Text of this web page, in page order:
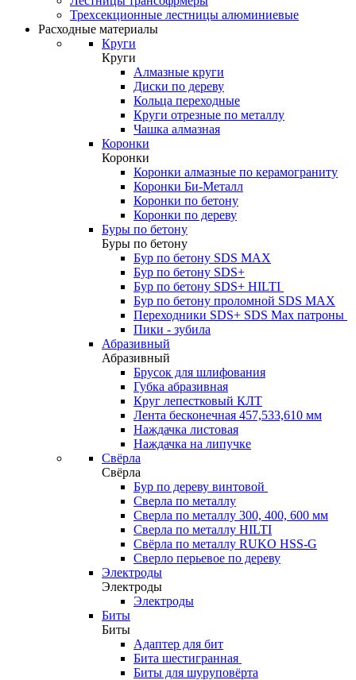
Трехсекционные лестницы алюминиевые
Расходные материалы
Круги
Круги
Алмазные круги
Диски по дереву
Кольца переходные
Круги отрезные по металлу
Чашка алмазная
Коронки
Коронки
Коронки алмазные по керамограниту
Коронки Би-Металл
Коронки по бетону
Коронки по дереву
Буры по бетону
Буры по бетону
Бур по бетону SDS MAX
Бур по бетону SDS+
Бур по бетону SDS+ HILTI
Бур по бетону проломной SDS MAX
Переходники SDS+ SDS Max патроны
Пики - зубила
Абразивный
Абразивный
Брусок для шлифования
Губка абразивная
Круг лепестковый КЛТ
Лента бесконечная 457,533,610 мм
Наждачка листовая
Наждачка на липучке
Свёрла
Свёрла
Бур по дереву винтовой
Сверла по металлу
Сверла по металлу 300, 400, 600 мм
Сверла по металлу HILTI
Свёрла по металлу RUKO HSS-G
Сверло перьевое по дереву
Электроды
Электроды
Электроды
Биты
Биты
Адаптер для бит
Бита шестигранная
Биты для шуруповёрта